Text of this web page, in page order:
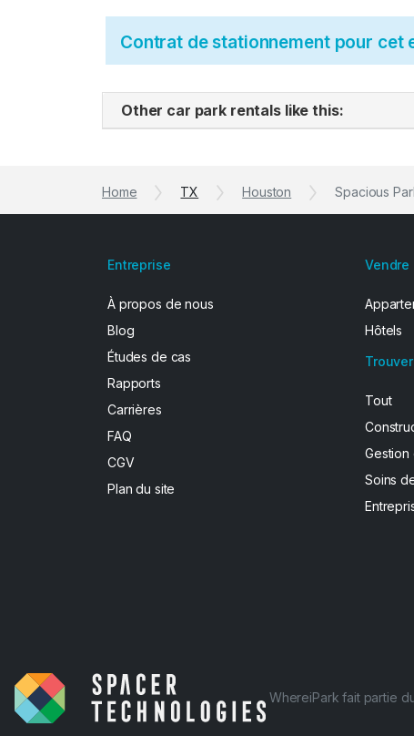
Contrat de stationnement pour cet
Other car park rentals like this:
Home TX Houston Spacious
Entreprise
À propos de nous
Blog
Études de cas
Rapports
Carrières
FAQ
CGV
Plan du site
Hôtels
Tout
Soins
WhereiPark fait partie